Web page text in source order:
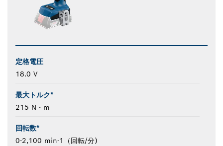
定格電圧
18.0 V
最大トルク*
215 N・m
回転数*
0-2,100 min-1（回転/分)